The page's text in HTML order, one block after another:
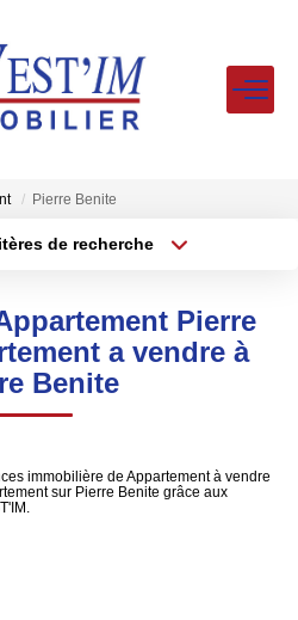
AGENCES
Pierre Benite
de recherche
Surface min
Pierre
a vendre à
Benite
immobilière de Appartement à vendre
sur Pierre Benite grâce aux